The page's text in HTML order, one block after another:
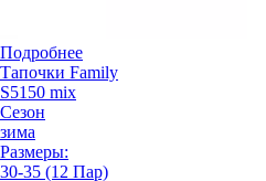
Подробнее
Тапочки Family
S5150 mix
Сезон
зима
Размеры:
30-35 (12 Пар)